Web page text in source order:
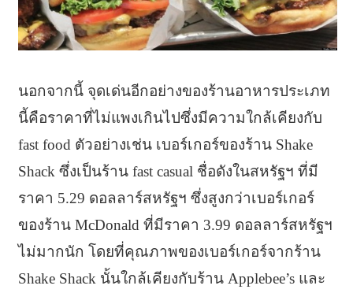
นอกจากนี้ จุดเด่นอีกอย่างของร้านอาหารประเภท
นี้คือราคาที่ไม่แพงเกินไปซึ่งมีความใกล้เคียงกับ
fast food ตัวอย่างเช่น เบอร์เกอร์ของร้าน Shake
Shack ซึ่งเป็นร้าน fast casual ชื่อดังในสหรัฐฯ ที่มี
ราคา 5.29 ดอลลาร์สหรัฐฯ ซึ่งสูงกว่าเบอร์เกอร์
ของร้าน McDonald ที่มีราคา 3.99 ดอลลาร์สหรัฐฯ
ไม่มากนัก โดยที่คุณภาพของเบอร์เกอร์จากร้าน
Shake Shack นั้นใกล้เคียงกับร้าน Applebee’s และ